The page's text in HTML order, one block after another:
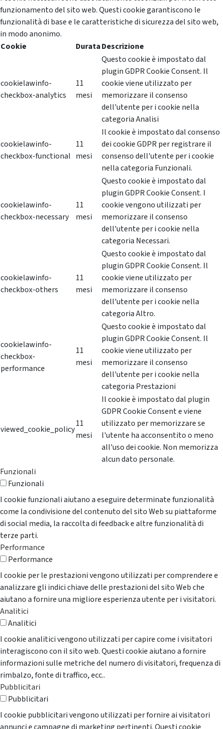
funzionamento del sito web. Questi cookie garantiscono le
funzionalità di base e le caratteristiche di sicurezza del sito web,
in modo anonimo.
Cookie
DurataDescrizione
cookielawinfo-
checkbox-analytics
11
mesi
Questo cookie è impostato dal
plugin GDPR Cookie Consent. Il
cookie viene utilizzato per
memorizzare il consenso
dell'utente per i cookie nella
categoria Analisi
cookielawinfo-
checkbox-functional
11
mesi
Il cookie è impostato dal consenso
dei cookie GDPR per registrare il
consenso dell'utente per i cookie
nella categoria Funzionali.
cookielawinfo-
checkbox-necessary
11
mesi
Questo cookie è impostato dal
plugin GDPR Cookie Consent. I
cookie vengono utilizzati per
memorizzare il consenso
dell'utente per i cookie nella
categoria Necessari.
cookielawinfo-
checkbox-others
11
mesi
Questo cookie è impostato dal
plugin GDPR Cookie Consent. Il
cookie viene utilizzato per
memorizzare il consenso
dell'utente per i cookie nella
categoria Altro.
cookielawinfo-
checkbox-
performance
11
mesi
Questo cookie è impostato dal
plugin GDPR Cookie Consent. Il
cookie viene utilizzato per
memorizzare il consenso
dell'utente per i cookie nella
categoria Prestazioni
viewed_cookie_policy
11
mesi
Il cookie è impostato dal plugin
GDPR Cookie Consent e viene
utilizzato per memorizzare se
l'utente ha acconsentito o meno
all'uso dei cookie. Non memorizza
alcun dato personale.
Funzionali
Funzionali
I cookie funzionali aiutano a eseguire determinate funzionalità
come la condivisione del contenuto del sito Web su piattaforme
di social media, la raccolta di feedback e altre funzionalità di
terze parti.
Performance
Performance
I cookie per le prestazioni vengono utilizzati per comprendere e
analizzare gli indici chiave delle prestazioni del sito Web che
aiutano a fornire una migliore esperienza utente per i visitatori.
Analitici
Analitici
I cookie analitici vengono utilizzati per capire come i visitatori
interagiscono con il sito web. Questi cookie aiutano a fornire
informazioni sulle metriche del numero di visitatori, frequenza di
rimbalzo, fonte di traffico, ecc..
Pubblicitari
Pubblicitari
I cookie pubblicitari vengono utilizzati per fornire ai visitatori